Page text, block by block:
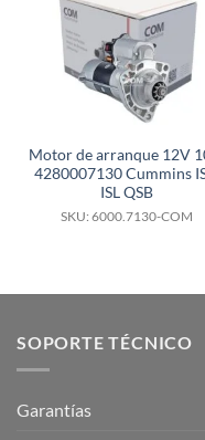
Motor de arranque 12V
4280007130 Cummins
ISL QSB
SKU: 6000.7130-COM
SOPORTE TÉCNICO
Garantías